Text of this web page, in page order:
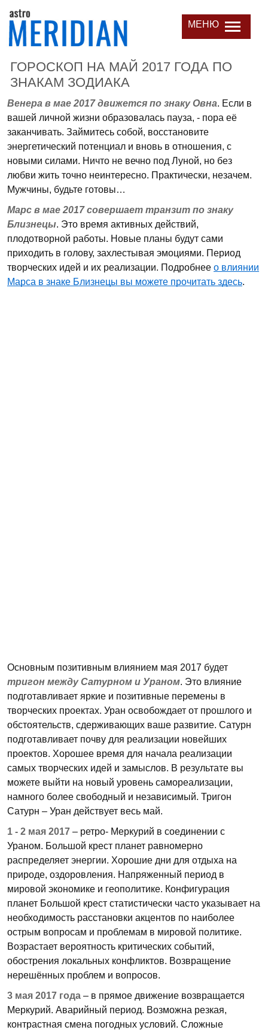
МЕНЮ
ГОРОСКОП НА МАЙ 2017 ГОДА ПО
ЗНАКАМ ЗОДИАКА
Венера в мае 2017 движется по знаку Овна. Если в
вашей личной жизни образовалась пауза, - пора её
заканчивать. Займитесь собой, восстановите
энергетический потенциал и вновь в отношения, с
новыми силами. Ничто не вечно под Луной, но без
любви жить точно неинтересно. Практически, незачем.
Мужчины, будьте готовы…
Марс в мае 2017 совершает транзит по знаку
Близнецы. Это время активных действий,
плодотворной работы. Новые планы будут сами
приходить в голову, захлестывая эмоциями. Период
творческих идей и их реализации. Подробнее о влиянии
Марса в знаке Близнецы вы можете прочитать здесь.
Основным позитивным влиянием мая 2017 будет
тригон между Сатурном и Ураном. Это влияние
подготавливает яркие и позитивные перемены в
творческих проектах. Уран освобождает от прошлого и
обстоятельств, сдерживающих ваше развитие. Сатурн
подготавливает почву для реализации новейших
проектов. Хорошее время для начала реализации
самых творческих идей и замыслов. В результате вы
можете выйти на новый уровень самореализации,
намного более свободный и независимый. Тригон
Сатурн – Уран действует весь май.
1 - 2 мая 2017 – ретро- Меркурий в соединении с
Ураном. Большой крест планет равномерно
распределяет энергии. Хорошие дни для отдыха на
природе, оздоровления. Напряженный период в
мировой экономике и геополитике. Конфигурация
планет Большой крест статистически часто указывает на
необходимость расстановки акцентов по наиболее
острым вопросам и проблемам в мировой политике.
Возрастает вероятность критических событий,
обострения локальных конфликтов. Возвращение
нерешённых проблем и вопросов.
3 мая 2017 года – в прямое движение возвращается
Меркурий. Аварийный период. Возможна резкая,
контрастная смена погодных условий. Сложные